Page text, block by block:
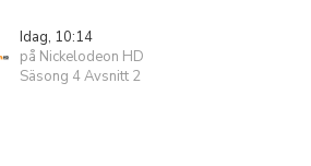
Idag, 10:14
på Nickelodeon HD
Säsong 4 Avsnitt 2